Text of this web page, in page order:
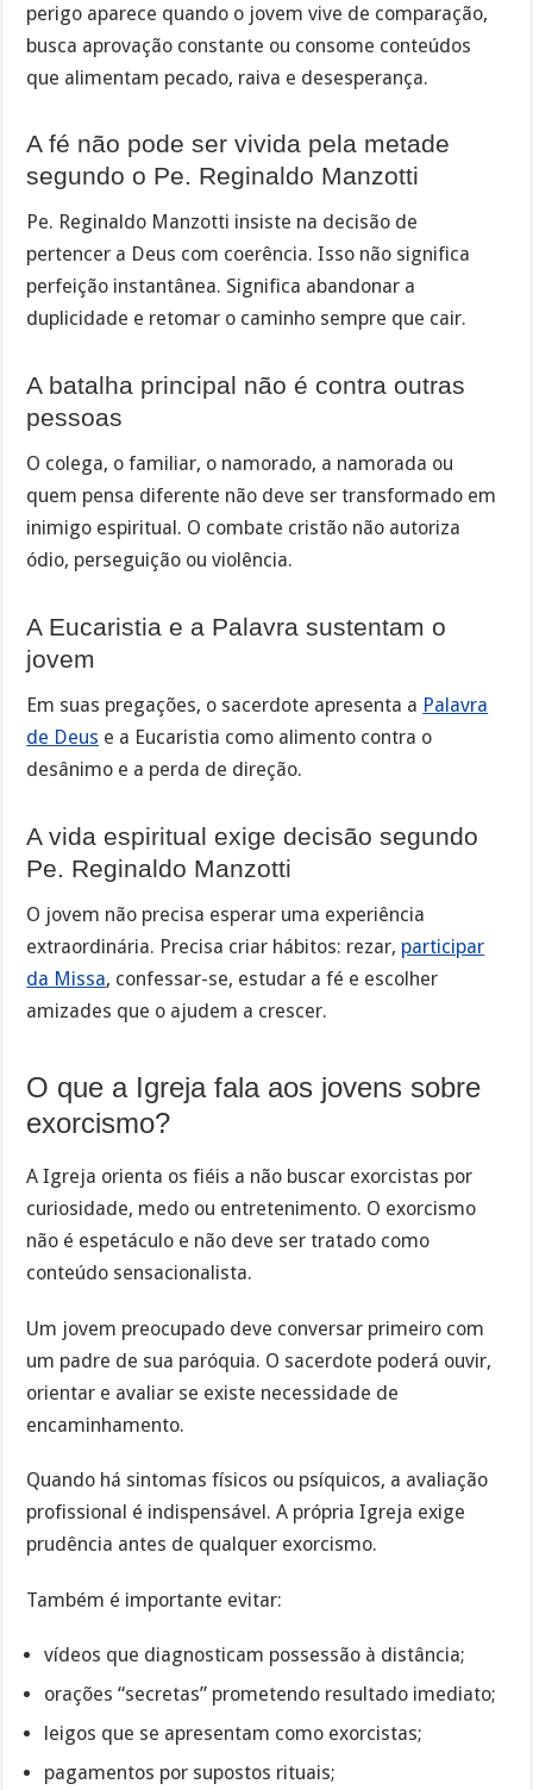
perigo aparece quando o jovem vive de comparação,
busca aprovação constante ou consome conteúdos
que alimentam pecado, raiva e desesperança.
A fé não pode ser vivida pela metade
segundo o Pe. Reginaldo Manzotti
Pe. Reginaldo Manzotti insiste na decisão de
pertencer a Deus com coerência. Isso não significa
perfeição instantânea. Significa abandonar a
duplicidade e retomar o caminho sempre que cair.
A batalha principal não é contra outras
pessoas
O colega, o familiar, o namorado, a namorada ou
quem pensa diferente não deve ser transformado em
inimigo espiritual. O combate cristão não autoriza
ódio, perseguição ou violência.
A Eucaristia e a Palavra sustentam o
jovem
Em suas pregações, o sacerdote apresenta a Palavra
de Deus e a Eucaristia como alimento contra o
desânimo e a perda de direção.
A vida espiritual exige decisão segundo
Pe. Reginaldo Manzotti
O jovem não precisa esperar uma experiência
extraordinária. Precisa criar hábitos: rezar, participar
da Missa, confessar-se, estudar a fé e escolher
amizades que o ajudem a crescer.
O que a Igreja fala aos jovens sobre
exorcismo?
A Igreja orienta os fiéis a não buscar exorcistas por
curiosidade, medo ou entretenimento. O exorcismo
não é espetáculo e não deve ser tratado como
conteúdo sensacionalista.
Um jovem preocupado deve conversar primeiro com
um padre de sua paróquia. O sacerdote poderá ouvir,
orientar e avaliar se existe necessidade de
encaminhamento.
Quando há sintomas físicos ou psíquicos, a avaliação
profissional é indispensável. A própria Igreja exige
prudência antes de qualquer exorcismo.
Também é importante evitar:
vídeos que diagnosticam possessão à distância;
orações “secretas” prometendo resultado imediato;
leigos que se apresentam como exorcistas;
pagamentos por supostos rituais;